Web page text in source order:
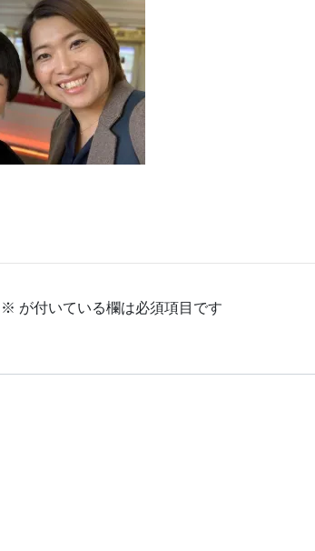
※ が付いている欄は必須項目です